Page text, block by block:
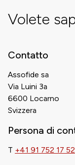
Volete
Contatto
Assofide sa
Via Luini 3a
6600 Locarno
Svizzera
Persona di
T +41 91 752 17 52